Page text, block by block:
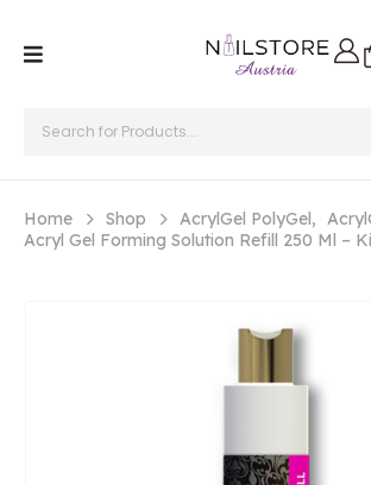
Home Shop AcrylGel PolyGel ,
Acryl Gel Forming Solution Refill 250 Ml –